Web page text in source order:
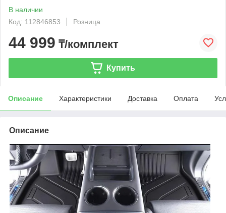
В наличии
Код: 112846853
Розница
44 999 ₸/комплект
Купить
Описание Характеристики Доставка Оплата
Описание